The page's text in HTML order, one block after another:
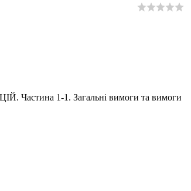
1-1. Загальні вимоги та вимоги